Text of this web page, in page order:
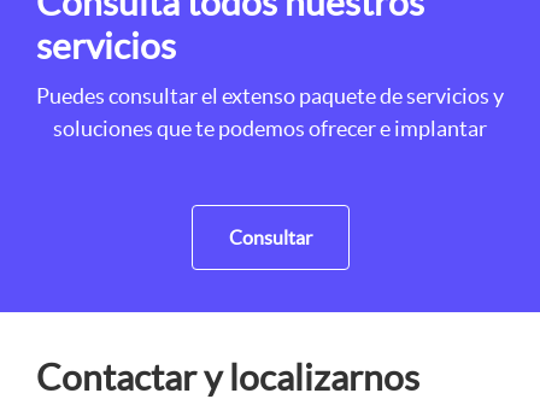
servicios
Puedes consultar el extenso paquete de servicios y
soluciones que te podemos ofrecer e implantar
Consultar
Contactar y localizarnos